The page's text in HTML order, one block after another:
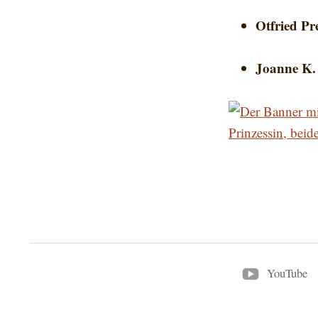
Otfried
Joanne
YouTube